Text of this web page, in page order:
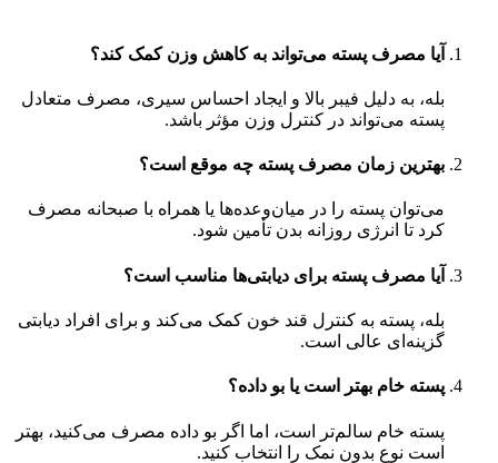
آیا مصرف پسته می‌تواند به کاهش وزن کمک کند؟
بله، به دلیل فیبر بالا و ایجاد احساس سیری، مصرف متعادل
پسته می‌تواند در کنترل وزن مؤثر باشد.
بهترین زمان مصرف پسته چه موقع است؟
می‌توان پسته را در میان‌وعده‌ها یا همراه با صبحانه مصرف
کرد تا انرژی روزانه بدن تأمین شود.
آیا مصرف پسته برای دیابتی‌ها مناسب است؟
بله، پسته به کنترل قند خون کمک می‌کند و برای افراد دیابتی
گزینه‌ای عالی است.
پسته خام بهتر است یا بو داده؟
پسته خام سالم‌تر است، اما اگر بو داده مصرف می‌کنید، بهتر
است نوع بدون نمک را انتخاب کنید.